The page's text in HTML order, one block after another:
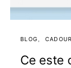
BLOG
Ce este